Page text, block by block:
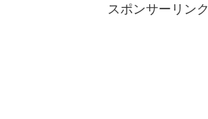
スポンサーリンク